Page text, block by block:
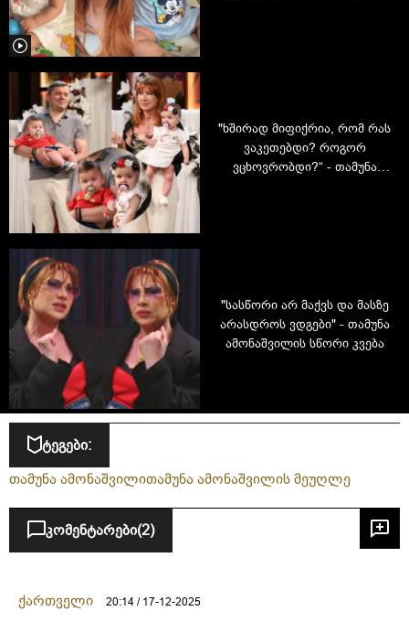
"ხშირად მიფიქრია, რომ რას
ვაკეთებდი? როგორ
ვცხოვრობდი?“ - თამუნა
"სასწორი არ მაქვს და მასზე
არასდროს ვდგები" - თამუნა
ამონაშვილის სწორი კვება
ტეგები:
თამუნა ამონაშვილითამუნა ამონაშვილის მეუღლე
კომენტარები(2)
ქართველი 20:14 / 17-12-2025